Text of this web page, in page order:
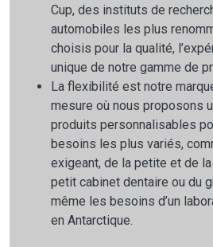
Cup, des instituts de
automobiles les plus
choisis pour la qualité,
unique de notre gamme de
La flexibilité est notre
mesure où nous proposons
produits personnalisables
besoins les plus variés,
exigeant, de la petite et de
petit cabinet dentaire ou du
même les besoins d’un
en Antarctique.